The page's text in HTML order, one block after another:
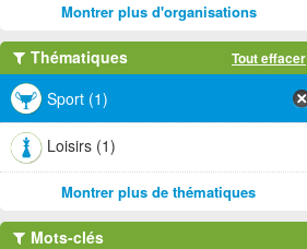
Montrer plus d'organisations
Thématiques Tout effacer
Sport (1)
Loisirs (1)
Montrer plus de thématiques
Mots-clés